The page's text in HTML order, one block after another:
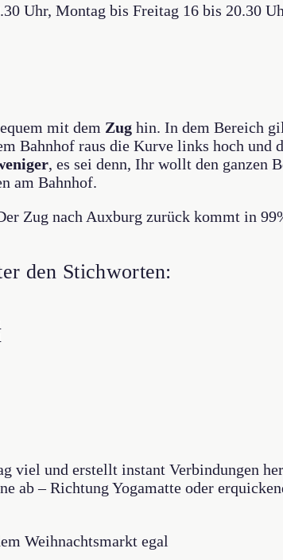
Uhr, Montag bis Freitag 16 bis 20.30
mit dem Zug hin. In dem Bereich
Bahnhof raus die Kurve links hoch und
, es sei denn, Ihr wollt den ganzen
am Bahnhof.
Zug nach Auxburg zurück kommt in
den Stichworten:
viel und erstellt instant Verbindungen
ab – Richtung Yogamatte oder